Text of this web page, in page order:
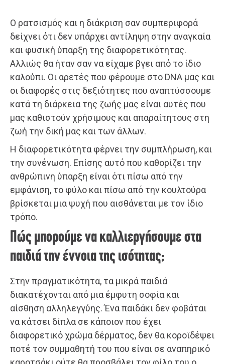
Ο ρατσισμός και η διάκριση σαν συμπεριφορά
δείχνει ότι δεν υπάρχει αντίληψη στην αναγκαία
και φυσική ύπαρξη της διαφορετικότητας.
Αλλιώς θα ήταν σαν να είχαμε βγει από το ίδιο
καλούπι. Οι αρετές που φέρουμε στο DNA μας και
οι διαφορές στις δεξιότητες που αναπτύσσουμε
κατά τη διάρκεια της ζωής μας είναι αυτές που
μας καθιστούν χρήσιμους και απαραίτητους στη
ζωή την δική μας και των άλλων.
Η διαφορετικότητα φέρνει την συμπλήρωση, και
την συνένωση. Επίσης αυτό που καθορίζει την
ανθρώπινη ύπαρξη είναι ότι πίσω από την
εμφάνιση, το φύλο και πίσω από την κουλτούρα
βρίσκεται μια ψυχή που αισθάνεται με τον ίδιο
τρόπο.
Πώς μπορούμε να καλλιεργήσουμε στα
παιδιά την έννοια της ισότητας;
Στην πραγματικότητα, τα μικρά παιδιά
διακατέχονται από μια έμφυτη σοφία και
αίσθηση αλληλεγγύης. Ένα παιδάκι δεν φοβάται
να κάτσει δίπλα σε κάποιον που έχει
διαφορετικό χρώμα δέρματος, δεν θα κοροϊδέψει
ποτέ τον συμμαθητή του που είναι σε αναπηρικό